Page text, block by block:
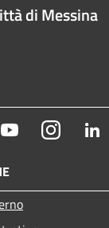
di Messina
YoutubeInstagram